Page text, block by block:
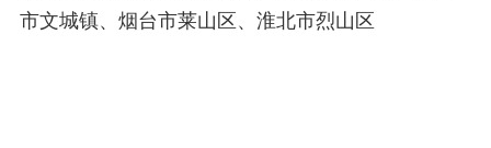
市文城镇、烟台市莱山区、淮北市烈山区